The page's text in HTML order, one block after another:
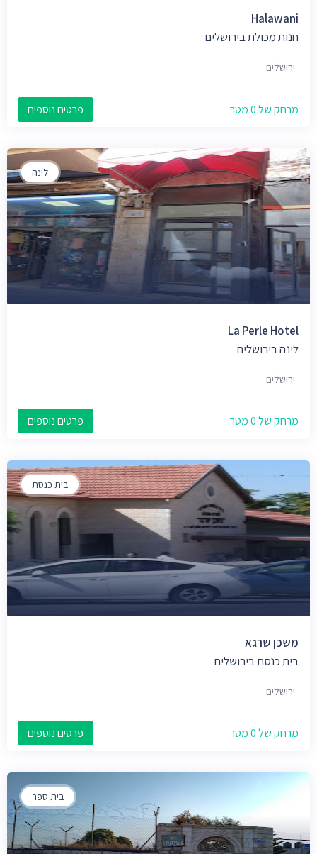
Halawani
חנות מכולת בירושלים
ירושלים
מרחק של 0 מטר פרטים נוספים
לינה
La Perle Hotel
לינה בירושלים
ירושלים
מרחק של 0 מטר פרטים נוספים
בית כנסת
משכן שרגא
בית כנסת בירושלים
ירושלים
מרחק של 0 מטר פרטים נוספים
בית ספר